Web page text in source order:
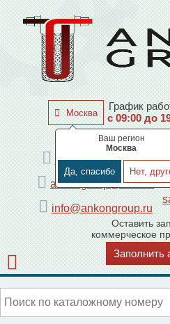
Москва
Ваш регион
Москва
Да, спасибо Нет,
График
с 09:00 до
по Москве
+7 (495) 225-44-08
ankongroup@mail.ru
info@ankongroup.ru
Оставить
коммерческое
Заполнить